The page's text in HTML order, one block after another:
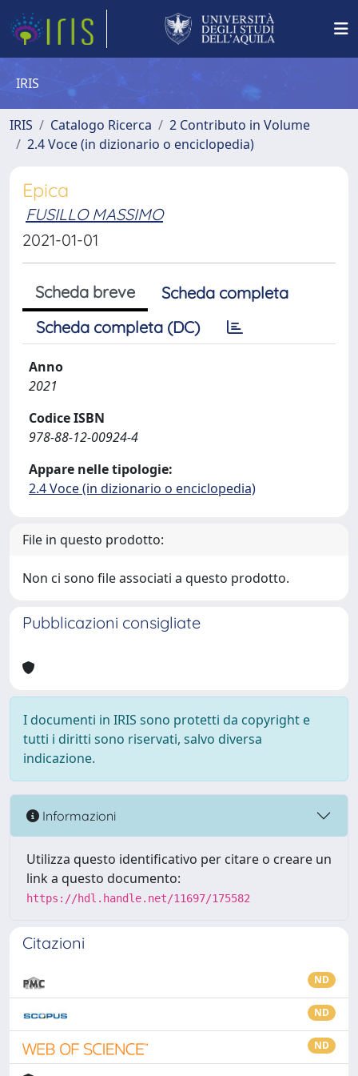
IRIS
IRIS Catalogo Ricerca
2 Contributo in Volume
2.4 Voce (in dizionario o enciclopedia)
Epica
FUSILLO MASSIMO
2021-01-01
Scheda breve
Scheda completa
Scheda completa (DC)
Anno
2021
Codice ISBN
978-88-12-00924-4
Appare nelle tipologie:
2.4 Voce (in dizionario o enciclopedia)
File in questo prodotto:
Non ci sono file associati a questo prodotto.
Pubblicazioni consigliate
I documenti in IRIS sono protetti da copyright e
tutti i diritti sono riservati, salvo diversa
indicazione.
Informazioni
Utilizza questo identificativo per citare o creare un
link a questo documento:
https://hdl.handle.net/11697/175582
Citazioni
ND
ND
ND